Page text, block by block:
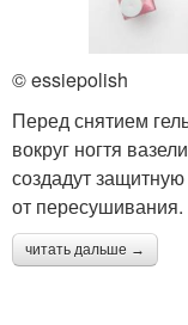
© essiepolish
Перед снятием
вокруг ногтя
создадут
от пересушивания.
читать дальше →